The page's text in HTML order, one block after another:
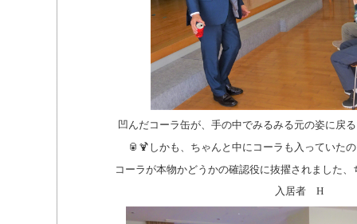
凹んだコーラ缶が、手の中でみるみる元の姿に戻
🥫🍹しかも、ちゃんと中にコーラも入っていた
コーラが本物かどうかの確認役に抜擢されました
入居者 H